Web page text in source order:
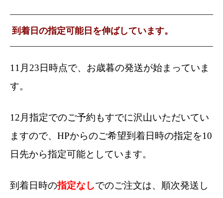
到着日の指定可能日を伸ばしています。
11月23日時点で、お歳暮の発送が始まっていま
す。
12月指定でのご予約もすでに沢山いただいてい
ますので、HPからのご希望到着日時の指定を10
日先から指定可能としています。
到着日時の指定なしでのご注文は、順次発送し